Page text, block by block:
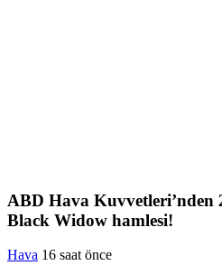
ABD Hava Kuvvetleri’nden
Black Widow hamlesi!
Hava 16 saat önce